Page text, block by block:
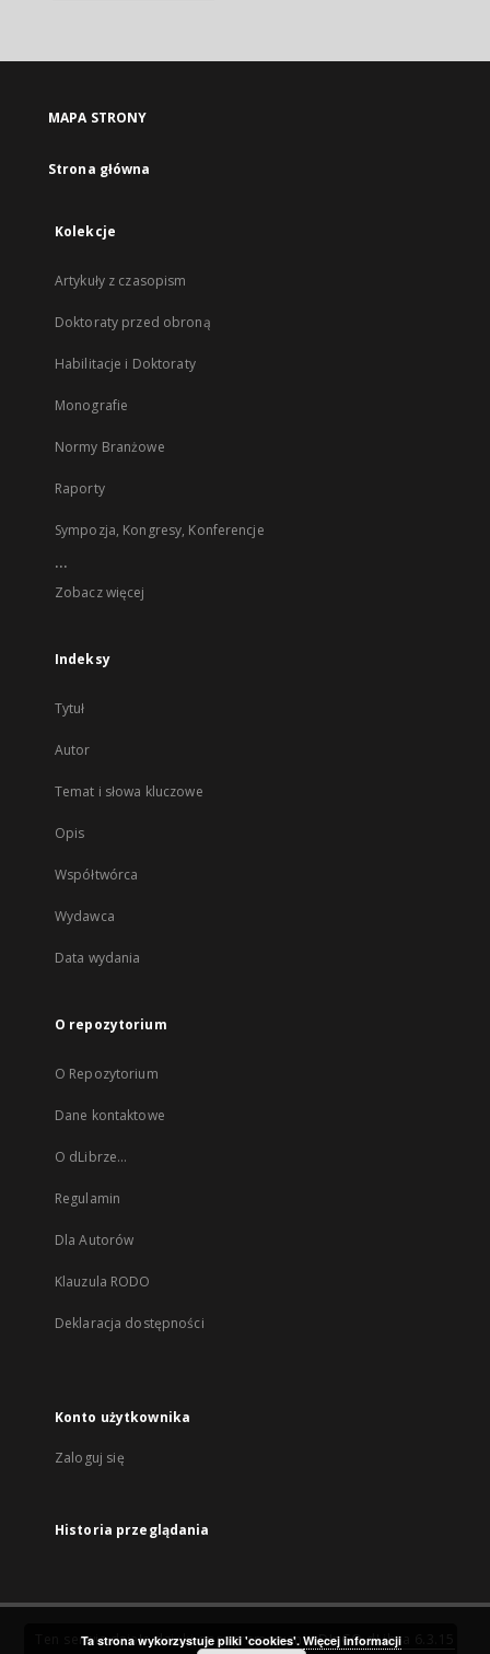
MAPA STRONY
Strona główna
Kolekcje
Artykuły z czasopism
Doktoraty przed obroną
Habilitacje i Doktoraty
Monografie
Normy Branżowe
Raporty
Sympozja, Kongresy, Konferencje
...
Zobacz więcej
Indeksy
Tytuł
Autor
Temat i słowa kluczowe
Opis
Współtwórca
Wydawca
Data wydania
O repozytorium
O Repozytorium
Dane kontaktowe
O dLibrze...
Regulamin
Dla Autorów
Klauzula RODO
Deklaracja dostępności
Konto użytkownika
Zaloguj się
Historia przeglądania
Ten serwis działa dzięki oprogramowaniuDInGO dLibra 6.3.15
Ta strona wykorzystuje pliki 'cookies'. Więcej informacji